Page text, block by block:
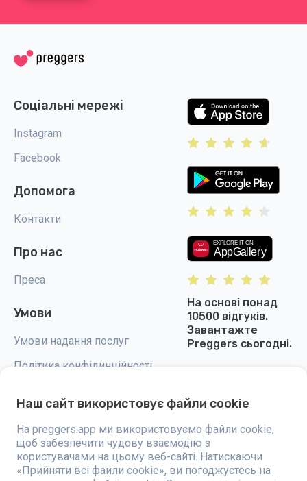
Соціальні мережі
Instagram
Facebook
Допомога
Контакти
Про нас
Преса
Умови
Умови надання послуг
Політика конфідинційності
На основі понад
10500 відгуків.
Завантажте
Preggers сьогодні.
Preggers — це додаток, створений шведською компанією Stroller AB у
2017 році, спрямований на полегшення батьківства для майбутніх та
Наш сайт використовує файли cookie
На preggers.app ми використовуємо файли cookie,
щоб забезпечити чудову взаємодію з
користувачами на цьому веб-сайті. Натискаючи
«Прийняти всі файли cookie», ви погоджуєтесь на